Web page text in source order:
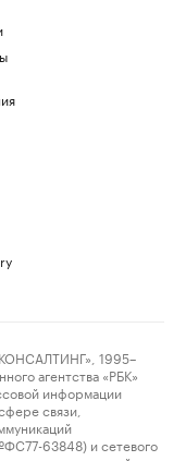
1995–
агентства «РБК»
информации
связи,
63848) и сетевого